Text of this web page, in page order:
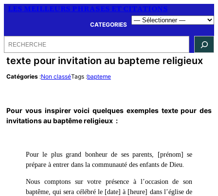
LES MEILLEURS PHRASES ET CITATIONS
CATEGORIES
texte pour invitation au bapteme religieux
Catégories :Non classéTags :bapteme
Pour vous inspirer voici quelques exemples texte pour des
invitations au baptême religieux :
Pour le plus grand bonheur de ses parents, [prénom] se
prépare à entrer dans la communauté des enfants de Dieu.
Nous comptons sur votre présence à l’occasion de son
baptême, qui sera célébré le [date] à [heure] dans l’église de